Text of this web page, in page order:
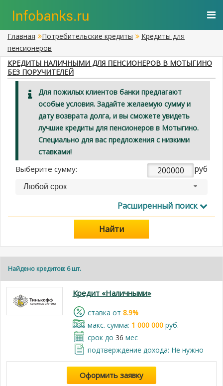
Главная Потребительские кредиты
Кредиты для
пенсионеров
КРЕДИТЫ НАЛИЧНЫМИ ДЛЯ ПЕНСИОНЕРОВ В МОТЫГИНО
БЕЗ ПОРУЧИТЕЛЕЙ
Для пожилых клиентов банки предлагают
особые условия. Задайте желаемую сумму и
дату возврата долга, и вы сможете увидеть
лучшие кредиты для пенсионеров в Мотыгино.
Специально для вас предложения с низкими
ставками!
Выберите сумму: руб
Любой срок
Расширенный поиск
Найти
Найдено кредитов: 6 шт.
Кредит «Наличными»
cтавка от 8.9%
макс. сумма: 1 000 000руб.
срок до 36 мес
подтверждение дохода: Не нужно
Оформить заявку